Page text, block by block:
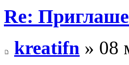
Re:
kreatifn » 08